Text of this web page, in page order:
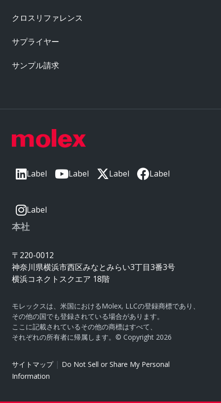
Label Label Label Label
Label
本社
〒220-0012
神奈川県横浜市西区みなとみらい3丁目3番3号
横浜コネクトスクエア 18階
モレックスは、米国におけるMolex, LLCの登録商標であり、
その他の国でも登録されている場合があります。
ここに記載されているその他の商標はすべて、
それぞれの所有者に帰属します。© Copyright 2026
サイトマップ| Do Not Sell or Share My Personal
Information
クロスリファレンス
サプライヤー
サンプル請求